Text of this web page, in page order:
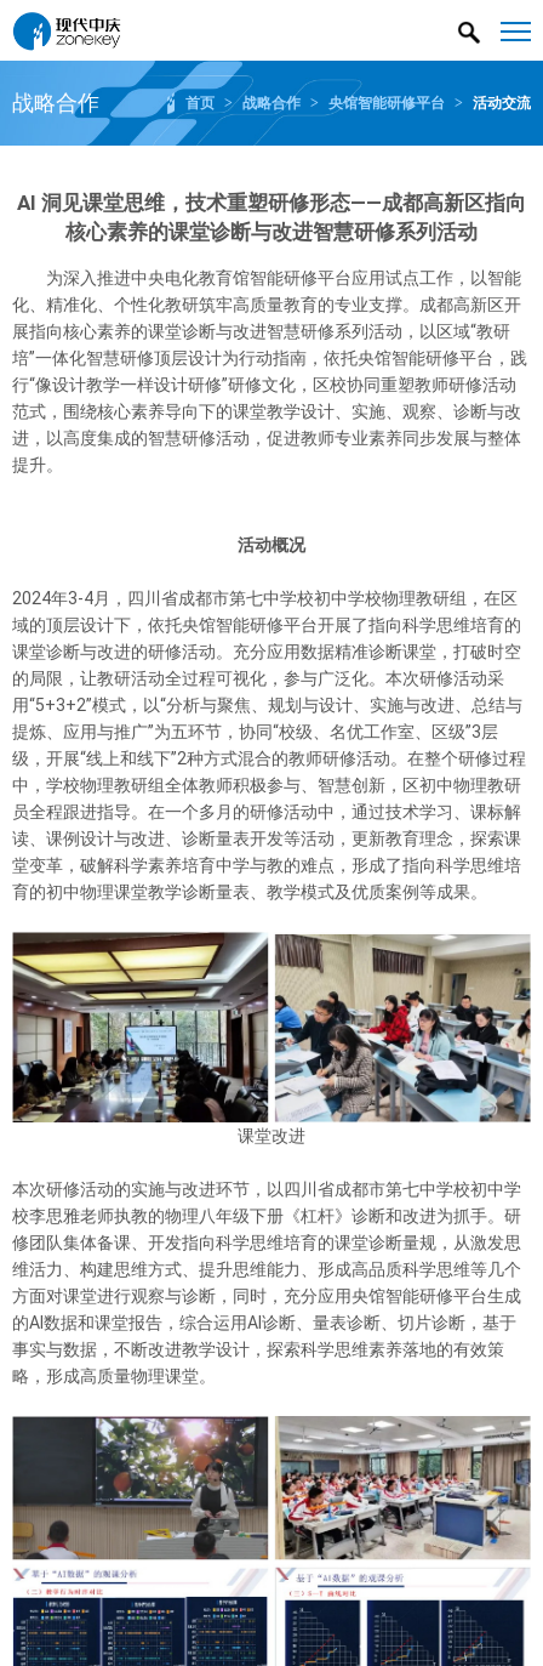
战略合作 首页 > 战略合作 > 央馆智能研修平台 > 活动交流
AI 洞见课堂思维，技术重塑研修形态——成都高新区指向
核心素养的课堂诊断与改进智慧研修系列活动
为深入推进中央电化教育馆智能研修平台应用试点工作，以智能
化、精准化、个性化教研筑牢高质量教育的专业支撑。成都高新区开
展指向核心素养的课堂诊断与改进智慧研修系列活动，以区域“教研
培”一体化智慧研修顶层设计为行动指南，依托央馆智能研修平台，践
行“像设计教学一样设计研修”研修文化，区校协同重塑教师研修活动
范式，围绕核心素养导向下的课堂教学设计、实施、观察、诊断与改
进，以高度集成的智慧研修活动，促进教师专业素养同步发展与整体
提升。
活动概况
2024年3-4月，四川省成都市第七中学校初中学校物理教研组，在区
域的顶层设计下，依托央馆智能研修平台开展了指向科学思维培育的
课堂诊断与改进的研修活动。充分应用数据精准诊断课堂，打破时空
的局限，让教研活动全过程可视化，参与广泛化。本次研修活动采
用“5+3+2”模式，以“分析与聚焦、规划与设计、实施与改进、总结与
提炼、应用与推广”为五环节，协同“校级、名优工作室、区级”3层
级，开展“线上和线下”2种方式混合的教师研修活动。在整个研修过程
中，学校物理教研组全体教师积极参与、智慧创新，区初中物理教研
员全程跟进指导。在一个多月的研修活动中，通过技术学习、课标解
读、课例设计与改进、诊断量表开发等活动，更新教育理念，探索课
堂变革，破解科学素养培育中学与教的难点，形成了指向科学思维培
育的初中物理课堂教学诊断量表、教学模式及优质案例等成果。
课堂改进
本次研修活动的实施与改进环节，以四川省成都市第七中学校初中学
校李思雅老师执教的物理八年级下册《杠杆》诊断和改进为抓手。研
修团队集体备课、开发指向科学思维培育的课堂诊断量规，从激发思
维活力、构建思维方式、提升思维能力、形成高品质科学思维等几个
方面对课堂进行观察与诊断，同时，充分应用央馆智能研修平台生成
的AI数据和课堂报告，综合运用AI诊断、量表诊断、切片诊断，基于
事实与数据，不断改进教学设计，探索科学思维素养落地的有效策
略，形成高质量物理课堂。